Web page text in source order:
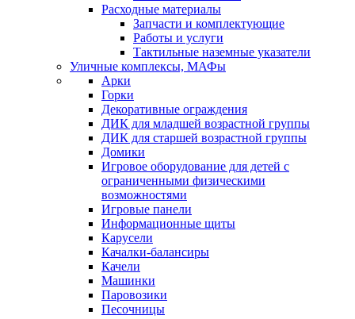
Расходные материалы
Запчасти и комплектующие
Работы и услуги
Тактильные наземные указатели
Уличные комплексы, МАФы
Арки
Горки
Декоративные ограждения
ДИК для младшей возрастной группы
ДИК для старшей возрастной группы
Домики
Игровое оборудование для детей с
ограниченными физическими
возможностями
Игровые панели
Информационные щиты
Карусели
Качалки-балансиры
Качели
Машинки
Паровозики
Песочницы